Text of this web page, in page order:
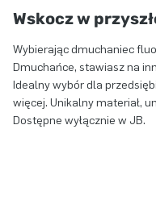
Wskocz w
Wybierając dmuchaniec
Dmuchańce, stawiasz na
Idealny wybór dla
więcej. Unikalny materiał,
Dostępne wyłącznie w JB.